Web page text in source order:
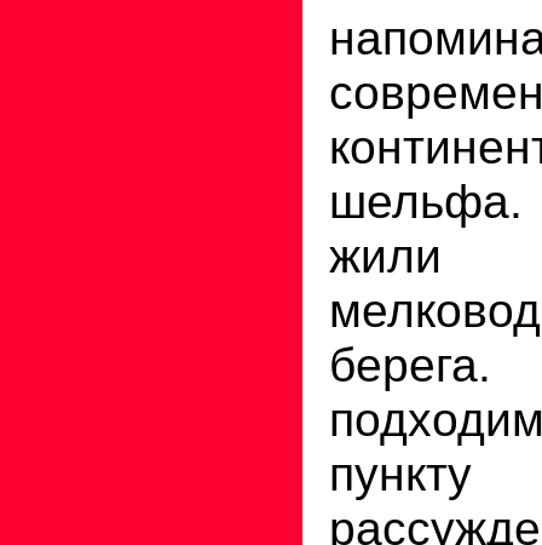
шельфа.
жили